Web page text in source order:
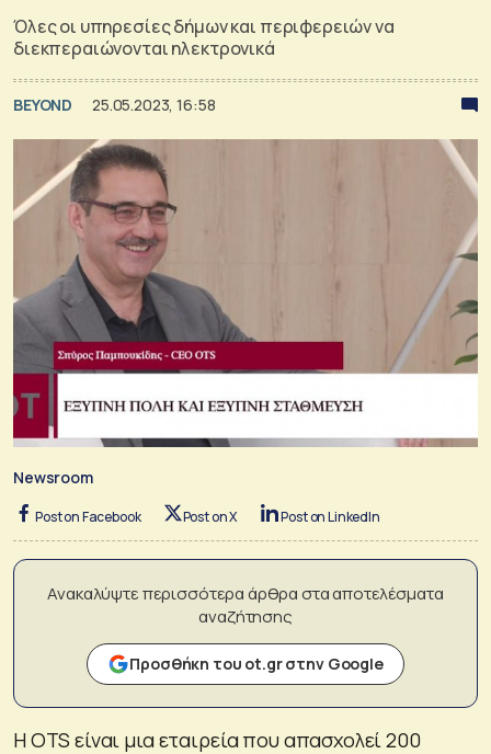
Όλες οι υπηρεσίες δήμων και περιφερειών να
διεκπεραιώνονται ηλεκτρονικά
BEYOND 25.05.2023, 16:58
Newsroom
Post on Facebook Post on X Post on LinkedIn
Ανακαλύψτε περισσότερα άρθρα στα αποτελέσματα
αναζήτησης
Προσθήκη του ot.gr στην Google
Η OTS είναι μια εταιρεία που απασχολεί 200